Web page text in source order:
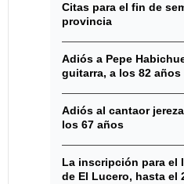
Citas para el fin de
provincia
Adiós a Pepe
guitarra, a los 82 años
Adiós al cantaor
los 67 años
La inscripción para el
de El Lucero, hasta el